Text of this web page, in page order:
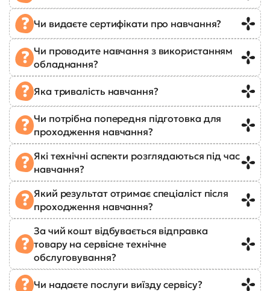
Чи видаєте сертифікати про навчання?
Чи проводите навчання з використанням
обладнання?
Яка тривалість навчання?
Чи потрібна попередня підготовка для
проходження навчання?
Які технічні аспекти розглядаються під час
навчання?
Який результат отримає спеціаліст після
проходження навчання?
За чий кошт відбувається відправка
товару на сервісне технічне
обслуговування?
Чи надаєте послуги виїзду сервісу?